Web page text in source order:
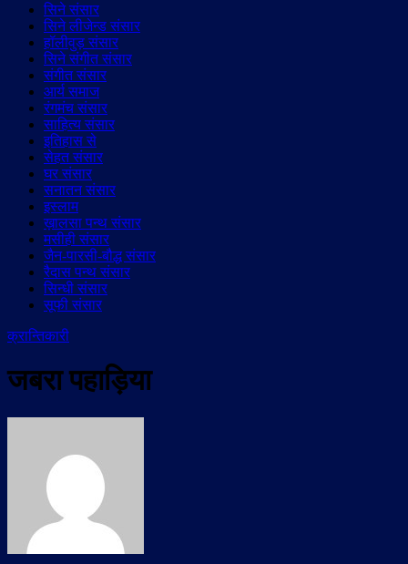
सिने संसार
सिने लीजेन्ड संसार
हॉलीवुड़ संसार
सिने संगीत संसार
संगीत संसार
आर्य समाज
रंगमंच संसार
साहित्य संसार
इतिहास से
सेहत संसार
घर संसार
सनातन संसार
इस्लाम
ख़ालसा पन्थ संसार
मसीही संसार
जैन-पारसी-बौद्ध संसार
रैदास पन्थ संसार
सिन्धी संसार
सूफी संसार
क्रान्तिकारी
जबरा पहाड़िया